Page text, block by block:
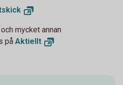
mycket annan
på Aktiellt